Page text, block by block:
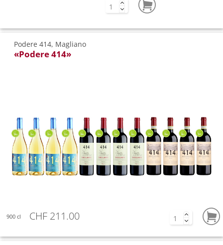
Podere 414, Magliano
«Podere 414»
900 cl CHF 211.00